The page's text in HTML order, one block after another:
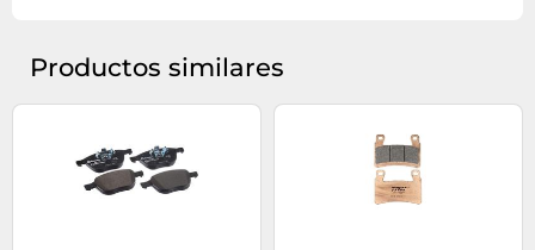
Productos similares